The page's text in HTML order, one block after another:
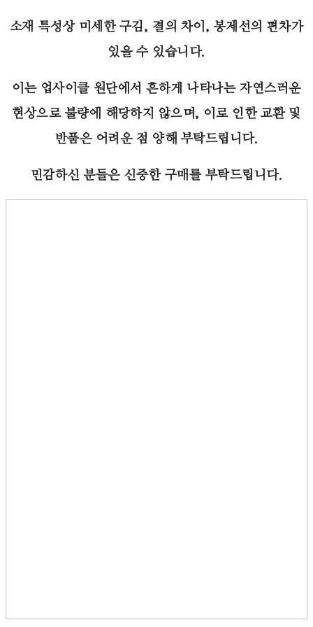
소재 특성상 미세한 구김, 결의 차이, 봉제선의 편차가
있을 수 있습니다.
이는 업사이클 원단에서 흔하게 나타나는 자연스러운
현상으로 불량에 해당하지 않으며, 이로 인한 교환 및
반품은 어려운 점 양해 부탁드립니다.
민감하신 분들은 신중한 구매를 부탁드립니다.